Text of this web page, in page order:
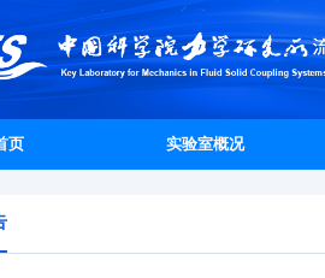
页 实验室概况